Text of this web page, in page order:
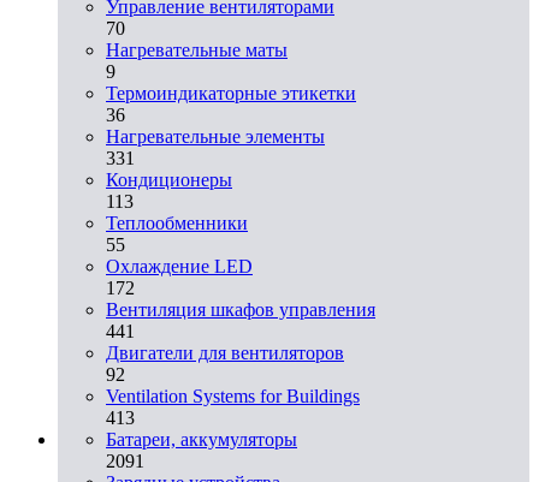
Управление вентиляторами
70
Нагревательные маты
9
Термоиндикаторные этикетки
36
Нагревательные элементы
331
Кондиционеры
113
Теплообменники
55
Охлаждение LED
172
Вентиляция шкафов управления
441
Двигатели для вентиляторов
92
Ventilation Systems for Buildings
413
Батареи, аккумуляторы
2091